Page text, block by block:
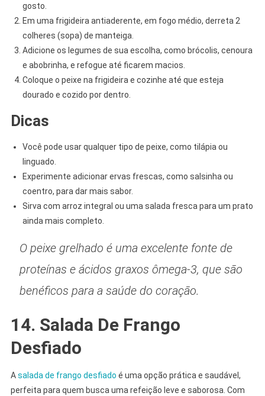
gosto.
Em uma frigideira antiaderente, em fogo médio, derreta 2
colheres (sopa) de manteiga.
Adicione os legumes de sua escolha, como brócolis, cenoura
e abobrinha, e refogue até ficarem macios.
Coloque o peixe na frigideira e cozinhe até que esteja
dourado e cozido por dentro.
Dicas
Você pode usar qualquer tipo de peixe, como tilápia ou
linguado.
Experimente adicionar ervas frescas, como salsinha ou
coentro, para dar mais sabor.
Sirva com arroz integral ou uma salada fresca para um prato
ainda mais completo.
O peixe grelhado é uma excelente fonte de
proteínas e ácidos graxos ômega-3, que são
benéficos para a saúde do coração.
14. Salada De Frango
Desfiado
Asalada de frango desfiado é uma opção prática e saudável,
perfeita para quem busca uma refeição leve e saborosa. Com